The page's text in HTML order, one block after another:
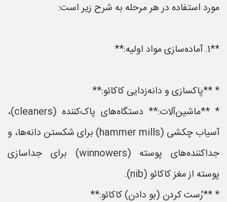
مورد استفاده در هر مرحله به شرح زیر است:
**1. آماده‌سازی مواد اولیه:**
* **پاکسازی و دانه‌زدایی کاکائو:**
* **ماشین‌آلات:** دستگاه‌های پاک‌کننده (cleaners)،
آسیاب چکشی (hammer mills) برای شکستن دانه‌ها، و
جداکننده‌های پوسته (winnowers) برای جداسازی
پوسته از مغز کاکائو (nib).
* **رُست کردن (بو دادن) کاکائو:**